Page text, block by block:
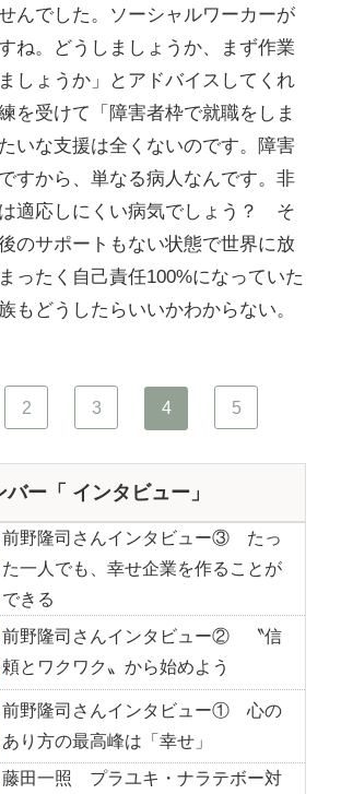
んでした。ソーシャルワーカーが
ね。どうしましょうか、まず作業
しょうか」とアドバイスしてくれ
を受けて「障害者枠で就職をしま
いな支援は全くないのです。障害
すから、単なる病人なんです。非
適応しにくい病気でしょう？ そ
のサポートもない状態で世界に放
ったく自己責任100%になっていた
もどうしたらいいかわからない。
2 3 4 5
ー「 インタビュー」
前野隆司さんインタビュー③ たっ
た一人でも、幸せ企業を作ることが
できる
前野隆司さんインタビュー② 〝信
頼とワクワク〟から始めよう
前野隆司さんインタビュー① 心の
あり方の最高峰は「幸せ」
藤田一照 プラユキ・ナラテボー対